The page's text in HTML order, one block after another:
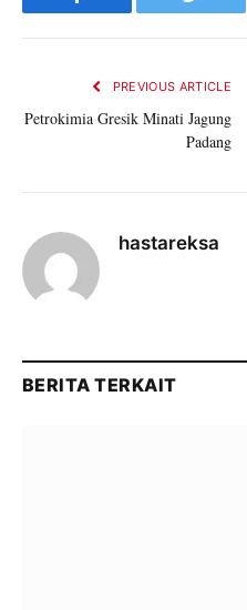
Facebook Twitter
PREVIOUS ARTICLE
Petrokimia Gresik Minati Jagung
Padang
hastareksa
BERITA TERKAIT